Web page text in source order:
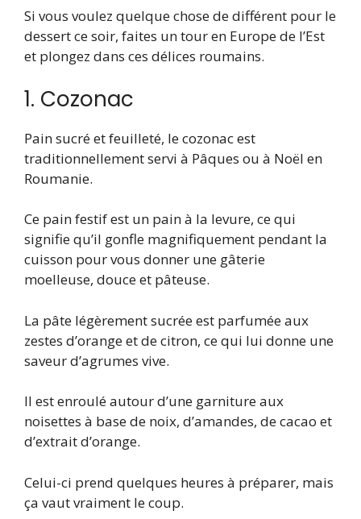
Si vous voulez quelque chose de différent pour le
dessert ce soir, faites un tour en Europe de l’Est
et plongez dans ces délices roumains.
1. Cozonac
Pain sucré et feuilleté, le cozonac est
traditionnellement servi à Pâques ou à Noël en
Roumanie.
Ce pain festif est un pain à la levure, ce qui
signifie qu’il gonfle magnifiquement pendant la
cuisson pour vous donner une gâterie
moelleuse, douce et pâteuse.
La pâte légèrement sucrée est parfumée aux
zestes d’orange et de citron, ce qui lui donne une
saveur d’agrumes vive.
Il est enroulé autour d’une garniture aux
noisettes à base de noix, d’amandes, de cacao et
d’extrait d’orange.
Celui-ci prend quelques heures à préparer, mais
ça vaut vraiment le coup.